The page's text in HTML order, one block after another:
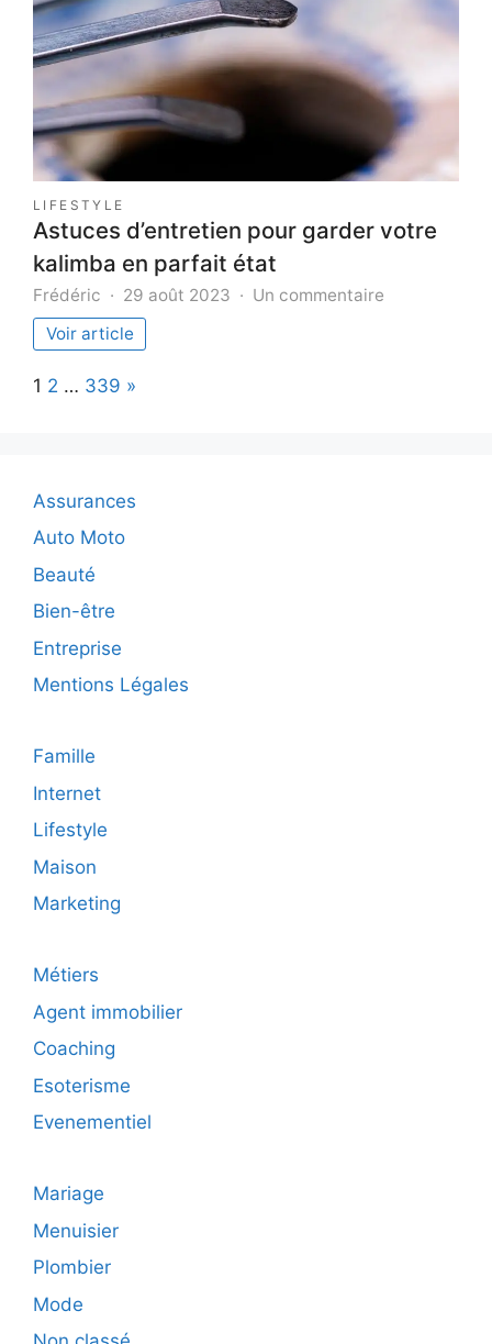
des
LIFESTYLE
Astuces d’entretien pour garder votre
kalimba en parfait état
Frédéric 29 août 2023 Un commentaire
Voir article
Page:
1 2 … 339 Next
»
Assurances
Auto Moto
Beauté
Bien-être
Entreprise
Mentions Légales
Famille
Internet
Lifestyle
Maison
Marketing
Métiers
Agent immobilier
Coaching
Esoterisme
Evenementiel
Mariage
Menuisier
Plombier
Mode